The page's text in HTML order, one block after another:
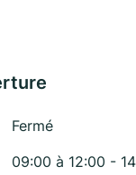
Fermé
09:00 à 12:00 -